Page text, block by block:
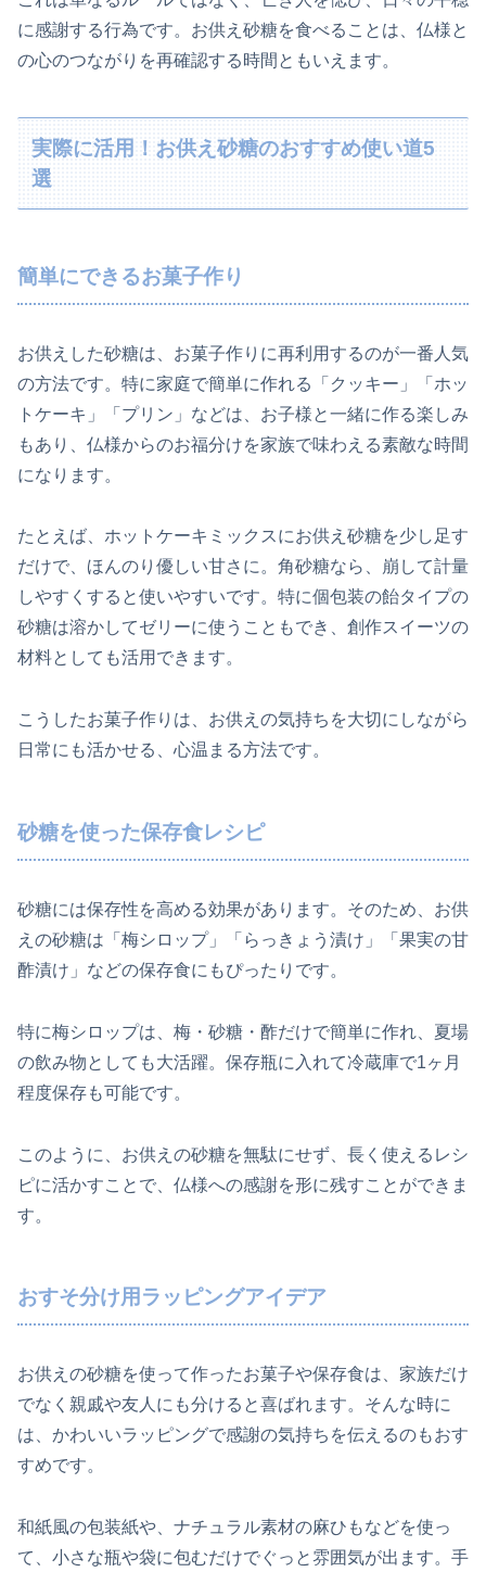
に感謝する行為です。お供え砂糖を食べることは、仏様と
の心のつながりを再確認する時間ともいえます。
実際に活用！お供え砂糖のおすすめ使い道5
選
簡単にできるお菓子作り
お供えした砂糖は、お菓子作りに再利用するのが一番人気
の方法です。特に家庭で簡単に作れる「クッキー」「ホッ
トケーキ」「プリン」などは、お子様と一緒に作る楽しみ
もあり、仏様からのお福分けを家族で味わえる素敵な時間
になります。
たとえば、ホットケーキミックスにお供え砂糖を少し足す
だけで、ほんのり優しい甘さに。角砂糖なら、崩して計量
しやすくすると使いやすいです。特に個包装の飴タイプの
砂糖は溶かしてゼリーに使うこともでき、創作スイーツの
材料としても活用できます。
こうしたお菓子作りは、お供えの気持ちを大切にしながら
日常にも活かせる、心温まる方法です。
砂糖を使った保存食レシピ
砂糖には保存性を高める効果があります。そのため、お供
えの砂糖は「梅シロップ」「らっきょう漬け」「果実の甘
酢漬け」などの保存食にもぴったりです。
特に梅シロップは、梅・砂糖・酢だけで簡単に作れ、夏場
の飲み物としても大活躍。保存瓶に入れて冷蔵庫で1ヶ月
程度保存も可能です。
このように、お供えの砂糖を無駄にせず、長く使えるレシ
ピに活かすことで、仏様への感謝を形に残すことができま
す。
おすそ分け用ラッピングアイデア
お供えの砂糖を使って作ったお菓子や保存食は、家族だけ
でなく親戚や友人にも分けると喜ばれます。そんな時に
は、かわいいラッピングで感謝の気持ちを伝えるのもおす
すめです。
和紙風の包装紙や、ナチュラル素材の麻ひもなどを使っ
て、小さな瓶や袋に包むだけでぐっと雰囲気が出ます。手